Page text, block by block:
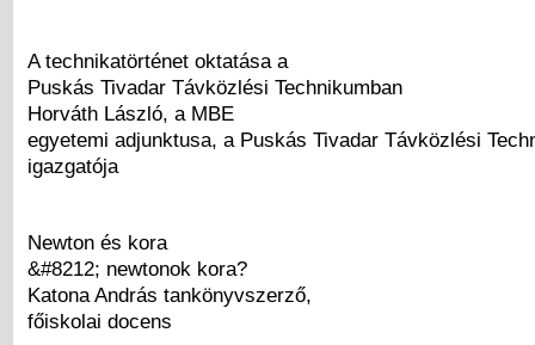
A technikatörténet oktatása a
Puskás Tivadar Távközlési Technikumban
Horváth László, a MBE
egyetemi adjunktusa, a Puskás Tivadar Távközlési
igazgatója
Newton és kora
&#8212; newtonok kora?
Katona András tankönyvszerző,
főiskolai docens